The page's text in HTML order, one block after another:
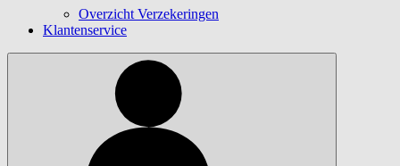
Overzicht Verzekeringen
Klantenservice